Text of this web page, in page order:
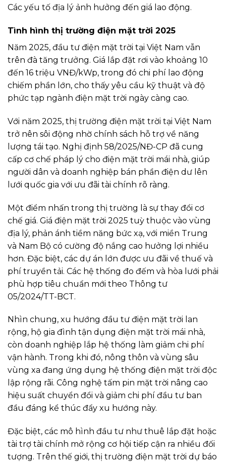
Các yếu tố địa lý ảnh hưởng đến giá lao động.
Tình hình thị trường điện mặt trời 2025
Năm 2025, đầu tư điện mặt trời tại Việt Nam vẫn
trên đà tăng trưởng. Giá lắp đặt rơi vào khoảng 10
đến 16 triệu VNĐ/kWp, trong đó chi phí lao động
chiếm phần lớn, cho thấy yêu cầu kỹ thuật và độ
phức tạp ngành điện mặt trời ngày càng cao.
Với năm 2025, thị trường điện mặt trời tại Việt Nam
trở nên sôi động nhờ chính sách hỗ trợ về năng
lượng tái tạo. Nghị định 58/2025/NĐ-CP đã cung
cấp cơ chế pháp lý cho điện mặt trời mái nhà, giúp
người dân và doanh nghiệp bán phần điện dư lên
lưới quốc gia với ưu đãi tài chính rõ ràng.
Một điểm nhấn trong thị trường là sự thay đổi cơ
chế giá. Giá điện mặt trời 2025 tuỳ thuộc vào vùng
địa lý, phản ánh tiềm năng bức xạ, với miền Trung
và Nam Bộ có cường độ nắng cao hưởng lợi nhiều
hơn. Đặc biệt, các dự án lớn được ưu đãi về thuế và
phí truyền tải. Các hệ thống đo đếm và hòa lưới phải
phù hợp tiêu chuẩn mới theo Thông tư
05/2024/TT-BCT.
Nhìn chung, xu hướng đầu tư điện mặt trời lan
rộng, hộ gia đình tận dụng điện mặt trời mái nhà,
còn doanh nghiệp lắp hệ thống làm giảm chi phí
vận hành. Trong khi đó, nông thôn và vùng sâu
vùng xa đang ứng dụng hệ thống điện mặt trời độc
lập rộng rãi. Công nghệ tấm pin mặt trời nâng cao
hiệu suất chuyển đổi và giảm chi phí đầu tư ban
đầu đáng kể thúc đẩy xu hướng này.
Đặc biệt, các mô hình đầu tư như thuê lắp đặt hoặc
tài trợ tài chính mở rộng cơ hội tiếp cận ra nhiều đối
tượng. Trên thế giới, thị trường điện mặt trời dự báo